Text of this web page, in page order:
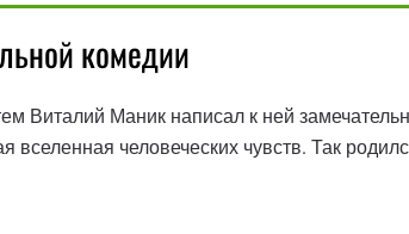
комедии
Виталий Маник написал к ней
человеческих чувств. Так